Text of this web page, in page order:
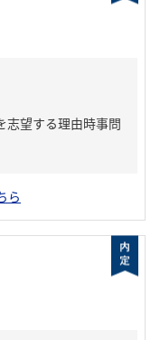
志望する理由時事問
ら